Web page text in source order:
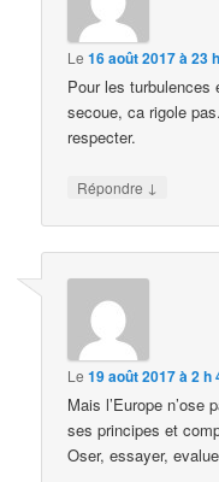
Le16 août 2017 à 23
Pour les
secoue, ca rigole
respecter.
Répondre ↓
Le19 août 2017 à 2 h
Mais l’Europe n’ose
ses principes et
Oser, essayer,